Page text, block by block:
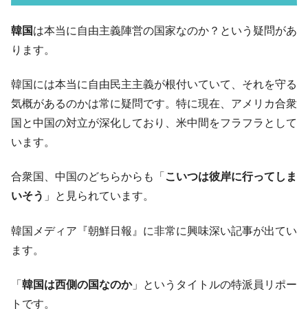
07月販売台数は去年のほぼ半分「71台」しか売れなかっ
た。『起亜』は9台だけ
『Money1』
『Money1』
韓国K9専用砲弾･装薬自動供給装甲車両･珍
兵器「K10」が改良に乗り出す。
『Money1』
体だけで410億ドル、輸出全体の41％もある
『Money1』
韓国･李在明「青年層の雇用状況が悪い。せ
や、若者に起業させよう」⇒ どんな雇用対策だソレ。
ル。外平債の発行「19.4億ドル」
『Money1』
『Money1』
韓国･李在明さっそく不動産対策で浅薄な発
言。
韓国は本当に自由主義陣営の国家なのか？という疑問があ
ります。
韓国には本当に自由民主主義が根付いていて、それを守る
気概があるのかは常に疑問です。特に現在、アメリカ合衆
国と中国の対立が深化しており、米中間をフラフラとして
います。
合衆国、中国のどちらからも「 こいつは彼岸に行ってしま
いそう 」と見られています。
韓国メディア『朝鮮日報』に非常に興味深い記事が出てい
ます。
「 韓国は西側の国なのか」というタイトルの特派員リポー
トです。